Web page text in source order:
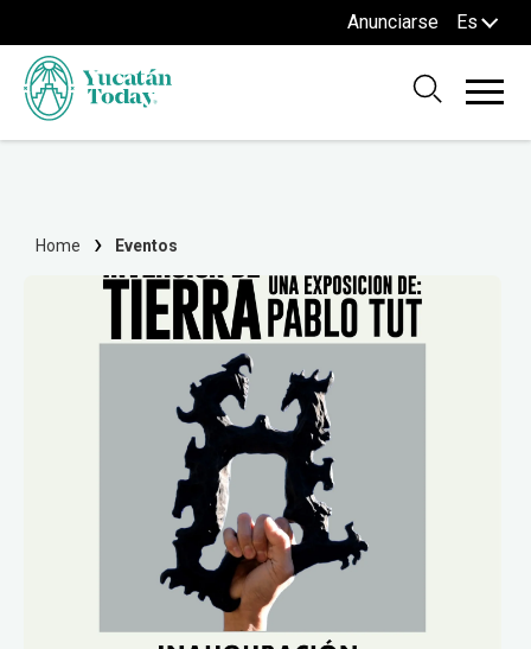
Anunciarse Es
Home Eventos